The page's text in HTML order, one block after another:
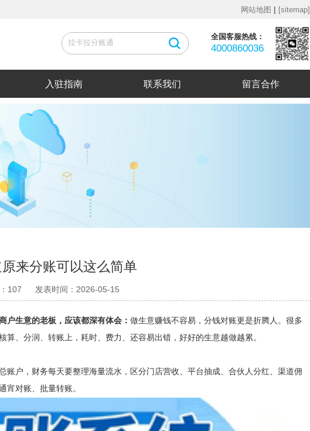
网站地图 | [sitemap]
全国客服热线：
4000860036
入驻指南 联系我们 留言合作
来分账可以这么简单
107 发表时间：2026-05-15
户生意的老板，应该都深有体会： 做生意赚钱不容易，分钱对账更是折腾人。很多
、分润、转账上，耗时、费力、还容易出错，好好的生意越做越累。
账户，财务每天要整理海量流水，区分门店营收、平台抽成、合伙人分红、渠道佣
对账、批量转账。